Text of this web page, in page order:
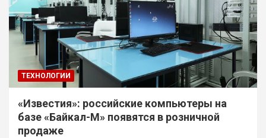
ТЕХНОЛОГИИ
«Известия»: российские компьютеры на
базе «Байкал-М» появятся в розничной
продаже